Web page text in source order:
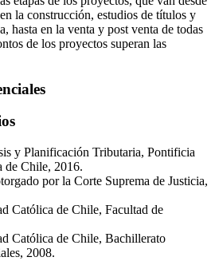
la construcción, estudios de títulos y
hasta en la venta y post venta de todas
de los proyectos superan las
y Planificación Tributaria, Pontificia
de Chile, 2016.
por la Corte Suprema de Justicia,
Católica de Chile, Facultad de
Católica de Chile, Bachillerato
2008.